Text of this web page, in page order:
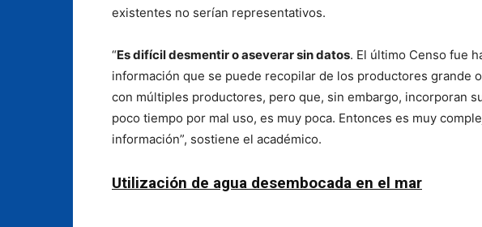
existentes no serían representativos.
“Es difícil desmentir o aseverar sin datos. El último Censo fue
información que se puede recopilar de los productores grande
con múltiples productores, pero que, sin embargo, incorporan
poco tiempo por mal uso, es muy poca. Entonces es muy
información”, sostiene el académico.
Utilización de agua desembocada en el mar